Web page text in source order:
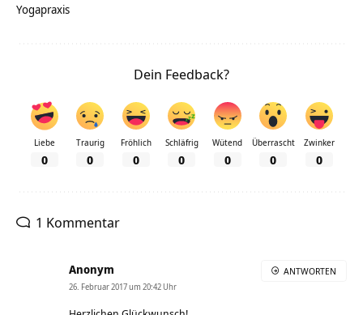
Yogapraxis
Dein Feedback?
Liebe
0
Traurig
0
Fröhlich
0
Schläfrig
0
Wütend
0
Überrascht
0
Zwinker
0
1 Kommentar
Anonym
26. Februar 2017 um 20:42 Uhr
ANTWORTEN